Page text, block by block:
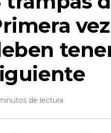
vez
de lectura